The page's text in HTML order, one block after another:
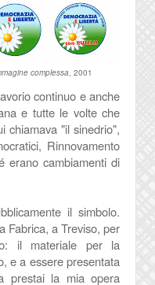
complessa, 2001
continuo e anche
e tutte le volte che
chiamava "il sinedrio",
Rinnovamento
erano cambiamenti di
il simbolo.
Fabrica, a Treviso, per
il materiale per la
e a essere presentata
prestai la mia opera